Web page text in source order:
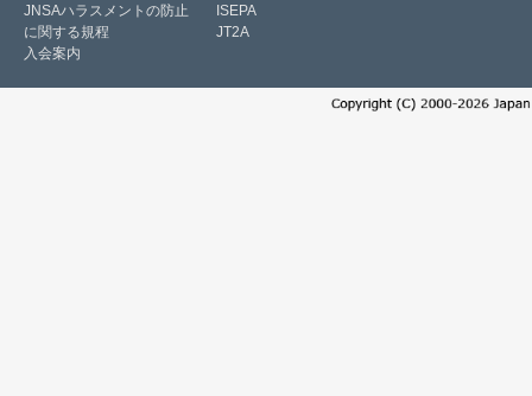
JNSAハラスメントの防止
に関する規程
入会案内
ISEPA
JT2A